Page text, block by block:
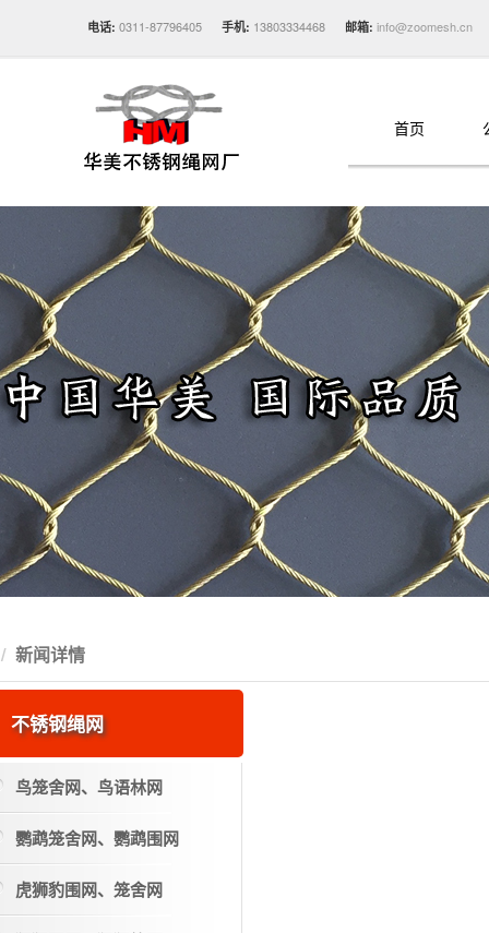
电话: 0311-87796405 手机: 13803334468 邮箱: info@zoomesh.cn
首页
新闻详情
不锈钢绳网
鸟笼舍网、鸟语林网
鹦鹉笼舍网、鹦鹉围网
虎狮豹围网、笼舍网